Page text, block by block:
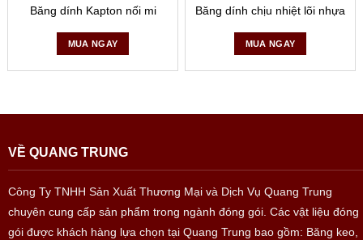
Băng dính Kapton nối mi
MUA NGAY
Băng dính chịu nhiệt lõi nhựa
MUA NGAY
VỀ QUANG TRUNG
Công Ty TNHH Sản Xuất Thương Mại và Dịch Vụ Quang Trung
chuyên cung cấp sản phẩm trong ngành đóng gói. Các vật liệu đóng
gói được khách hàng lựa chọn tại Quang Trung bao gồm: Băng keo,